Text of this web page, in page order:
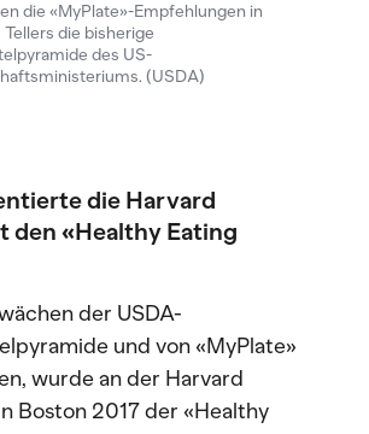
die «MyPlate»-Empfehlungen in
die bisherige
des US-
(USDA)
die Harvard
den «Healthy Eating
der USDA-
und von «MyPlate»
wurde an der Harvard
Boston 2017 der «Healthy